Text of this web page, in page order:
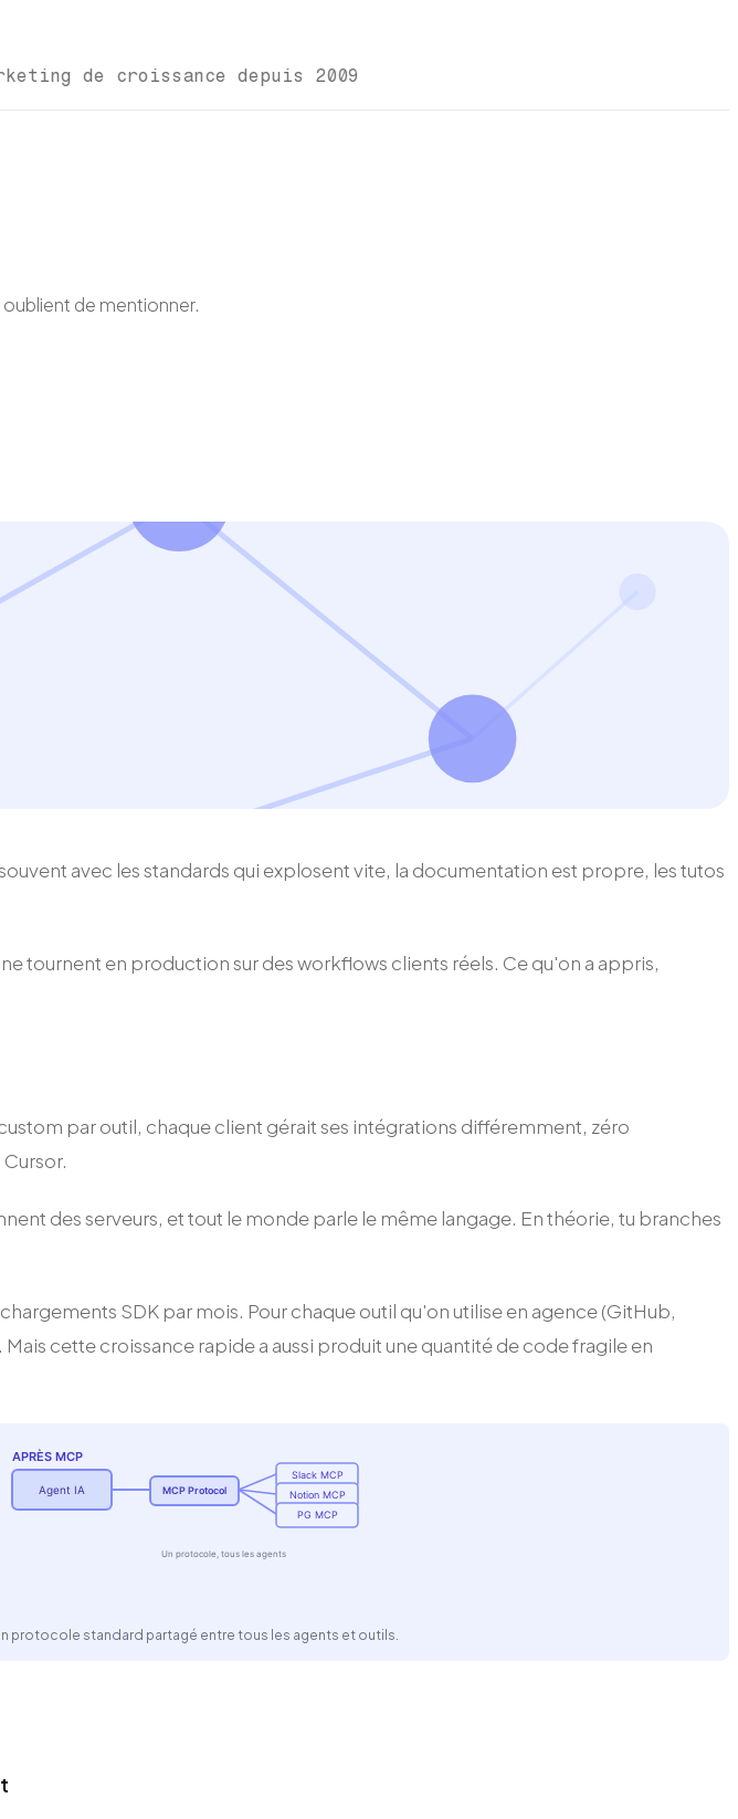
de croissance depuis 2009
de mentionner.
avec les standards qui explosent vite, la documentation est propre, les tutos
tournent en production sur des workflows clients réels. Ce qu'on a appris,
par outil, chaque client gérait ses intégrations différemment, zéro
des serveurs, et tout le monde parle le même langage. En théorie, tu branches
SDK par mois. Pour chaque outil qu'on utilise en agence (GitHub,
cette croissance rapide a aussi produit une quantité de code fragile en
APRÈS MCP
Agent IA MCP Protocol
Slack MCP
Notion MCP
PG MCP
Un protocole, tous les agents
protocole standard partagé entre tous les agents et outils.